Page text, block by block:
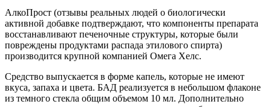
АлкоПрост (отзывы реальных людей о биологически
активной добавке подтверждают, что компоненты препарата
восстанавливают печеночные структуры, которые были
повреждены продуктами распада этилового спирта)
производится крупной компанией Омега Хелс.
Средство выпускается в форме капель, которые не имеют
вкуса, запаха и цвета. БАД реализуется в небольшом флаконе
из темного стекла общим объемом 10 мл. Дополнительно